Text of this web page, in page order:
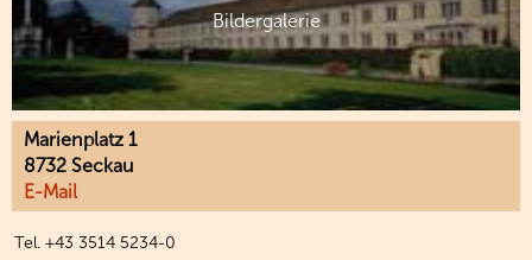
Bildergalerie
Marienplatz 1
8732 Seckau
E-Mail
Tel. +43 3514 5234-0